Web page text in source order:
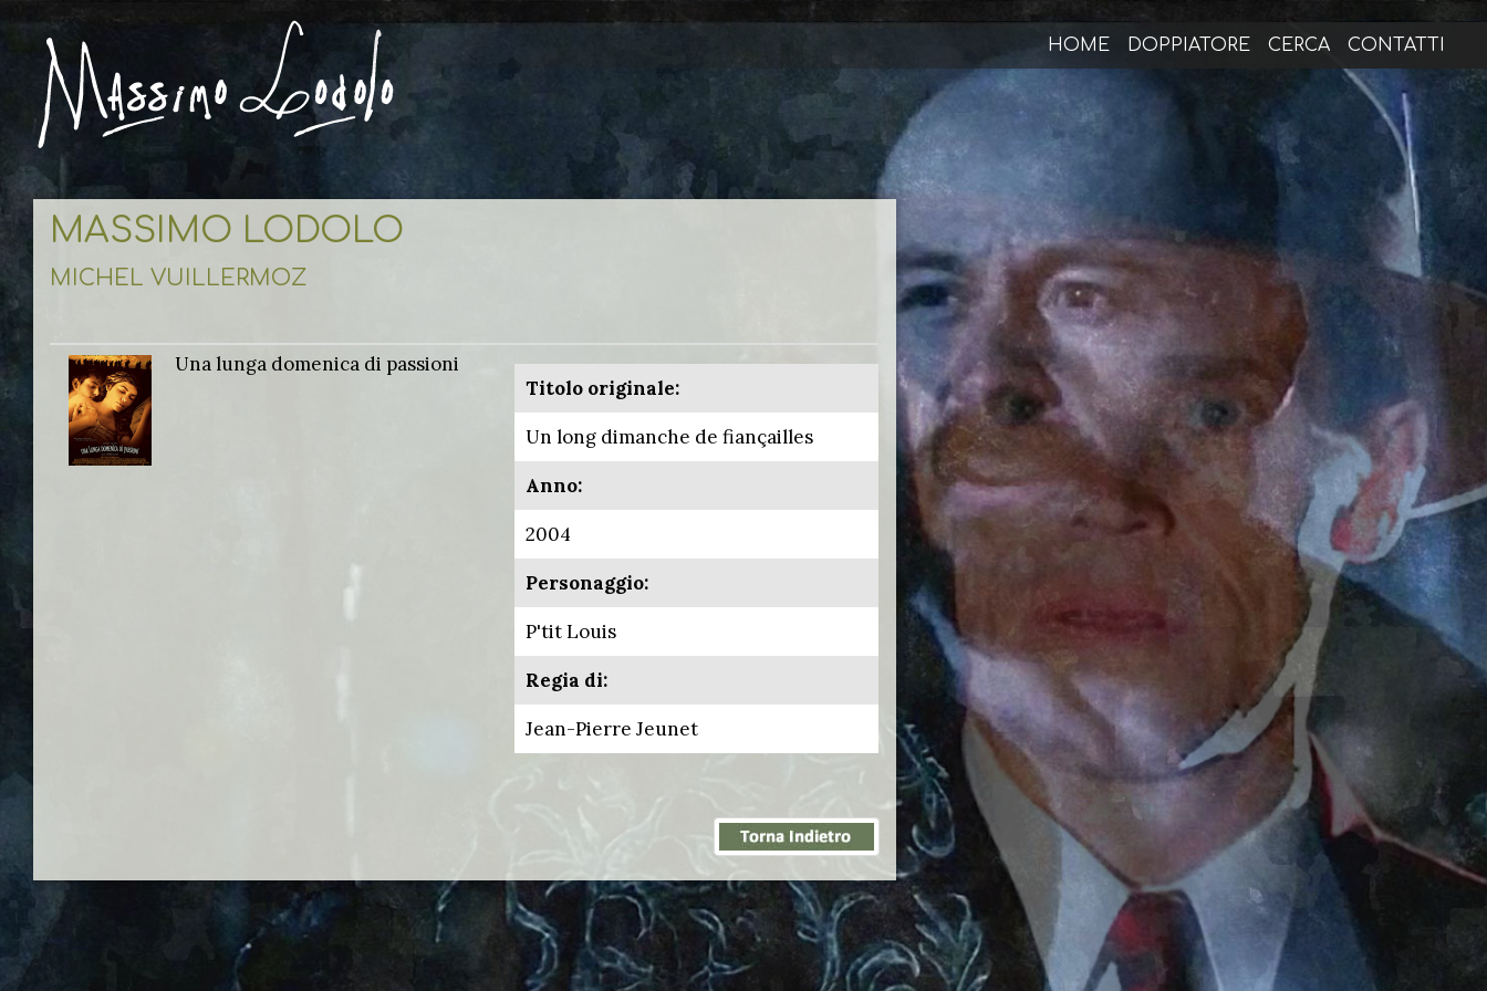
HOME DOPPIATORE CERCA CONTATTI
MASSIMO LODOLO
MICHEL VUILLERMOZ
Una lunga domenica di passioni
Titolo originale:
Un long dimanche de fiançailles
Anno:
2004
Personaggio:
P'tit Louis
Regia di:
Jean-Pierre Jeunet